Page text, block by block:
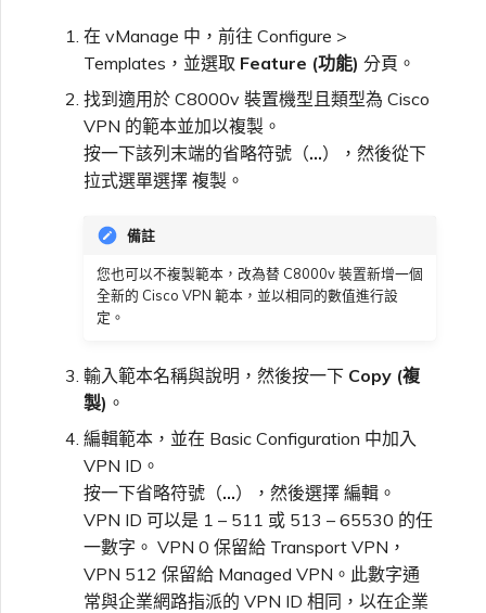
在 vManage 中，前往 Configure >
Templates，並選取 Feature (功能) 分頁。
找到適用於 C8000v 裝置機型且類型為 Cisco
VPN 的範本並加以複製。
按一下該列末端的省略符號（…），然後從下
拉式選單選擇 複製。
備註
您也可以不複製範本，改為替 C8000v 裝置新增一個
全新的 Cisco VPN 範本，並以相同的數值進行設
定。
輸入範本名稱與說明，然後按一下 Copy (複
製) 。
編輯範本，並在 Basic Configuration 中加入
VPN ID。
按一下省略符號（…），然後選擇 編輯。
VPN ID 可以是 1 – 511 或 513 – 65530 的任
一數字。 VPN 0 保留給 Transport VPN，
VPN 512 保留給 Managed VPN。此數字通
常與企業網路指派的 VPN ID 相同，以在企業